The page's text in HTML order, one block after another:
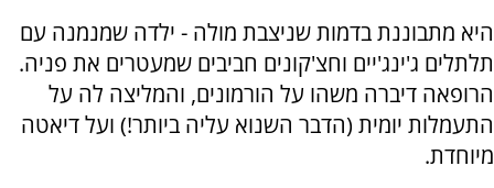
היא מתבוננת בדמות שניצבת מולה - ילדה שמנמנה עם
תלתלים ג'ינג'יים וחצ'קונים חביבים שמעטרים את פניה.
הרופאה דיברה משהו על הורמונים, והמליצה לה על
התעמלות יומית (הדבר השנוא עליה ביותר!) ועל דיאטה
מיוחדת.